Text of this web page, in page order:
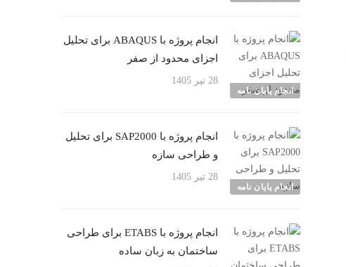
انجام پایان نامه
انجام پروژه با ABAQUS برای تحلیل
اجزای محدود از صفر
28 تیر 1405
انجام پایان نامه
انجام پروژه با SAP2000 برای تحلیل
و طراحی سازه
28 تیر 1405
انجام پروژه با ETABS برای طراحی
ساختمان به زبان ساده